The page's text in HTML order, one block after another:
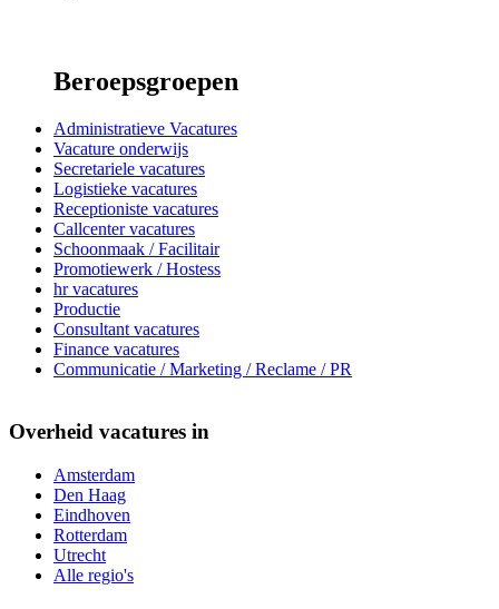
Beroepsgroepen
Administratieve Vacatures
Vacature onderwijs
Secretariele vacatures
Logistieke vacatures
Receptioniste vacatures
Callcenter vacatures
Schoonmaak / Facilitair
Promotiewerk / Hostess
hr vacatures
Productie
Consultant vacatures
Finance vacatures
Communicatie / Marketing / Reclame / PR
Overheid vacatures in
Amsterdam
Den Haag
Eindhoven
Rotterdam
Utrecht
Alle regio's